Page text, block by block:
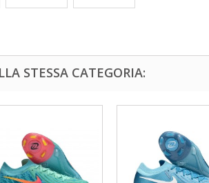
STESSA CATEGORIA: